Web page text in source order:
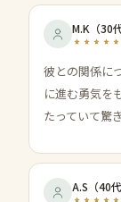
M.K （30
彼との関係に
に進む勇気を
たっていて驚
A.S （40代